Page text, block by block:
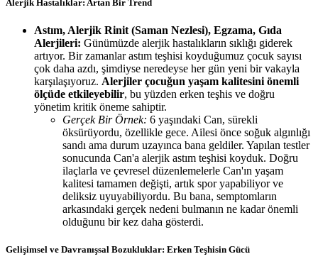
Alerjik Hastalıklar: Artan Bir Trend
Astım, Alerjik Rinit (Saman Nezlesi), Egzama, Gıda
Alerjileri: Günümüzde alerjik hastalıkların sıklığı giderek
artıyor. Bir zamanlar astım teşhisi koyduğumuz çocuk sayısı
çok daha azdı, şimdiyse neredeyse her gün yeni bir vakayla
karşılaşıyoruz. Alerjiler çocuğun yaşam kalitesini önemli
ölçüde etkileyebilir, bu yüzden erken teşhis ve doğru
yönetim kritik öneme sahiptir.
Gerçek Bir Örnek: 6 yaşındaki Can, sürekli
öksürüyordu, özellikle gece. Ailesi önce soğuk algınlığı
sandı ama durum uzayınca bana geldiler. Yapılan testler
sonucunda Can'a alerjik astım teşhisi koyduk. Doğru
ilaçlarla ve çevresel düzenlemelerle Can'ın yaşam
kalitesi tamamen değişti, artık spor yapabiliyor ve
deliksiz uyuyabiliyordu. Bu bana, semptomların
arkasındaki gerçek nedeni bulmanın ne kadar önemli
olduğunu bir kez daha gösterdi.
Gelişimsel ve Davranışsal Bozukluklar: Erken Teşhisin Gücü